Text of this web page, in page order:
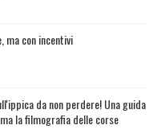
ma con incentivi
da non perdere! Una guida
la filmografia delle corse